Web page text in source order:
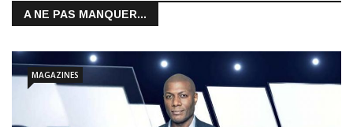
A NE PAS MANQUER...
MAGAZINES